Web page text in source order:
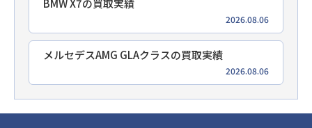
BMW X7の買取実績
2026.08.06
メルセデスAMG GLAクラスの買取実績
2026.08.06